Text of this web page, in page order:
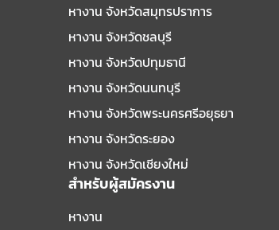
หางาน จังหวัดสมุทรปราการ
หางาน จังหวัดชลบุรี
หางาน จังหวัดปทุมธานี
หางาน จังหวัดนนทบุรี
หางาน จังหวัดพระนครศรีอยุธยา
หางาน จังหวัดระยอง
หางาน จังหวัดเชียงใหม่
สำหรับผู้สมัครงาน
หางาน